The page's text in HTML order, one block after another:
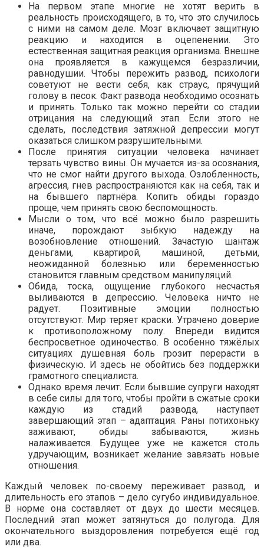
На первом этапе многие не хотят верить в
реальность происходящего, в то, что это случилось
с ними на самом деле. Мозг включает защитную
реакцию и находится в оцепенении. Это
естественная защитная реакция организма. Внешне
она проявляется в кажущемся безразличии,
равнодушии. Чтобы пережить развод, психологи
советуют не вести себя, как страус, прячущий
голову в песок. Факт развода необходимо осознать
и принять. Только так можно перейти со стадии
отрицания на следующий этап. Если этого не
сделать, последствия затяжной депрессии могут
оказаться слишком разрушительными.
После принятия ситуации человека начинает
терзать чувство вины. Он мучается из-за осознания,
что не смог найти другого выхода. Озлобленность,
агрессия, гнев распространяются как на себя, так и
на бывшего партнёра. Копить обиды гораздо
проще, чем принять свою беспомощность.
Мысли о том, что всё можно было разрешить
иначе, порождают зыбкую надежду на
возобновление отношений. Зачастую шантаж
деньгами, квартирой, машиной, детьми,
неожиданной болезнью или беременностью
становится главным средством манипуляций.
Обида, тоска, ощущение глубокого несчастья
выливаются в депрессию. Человека ничто не
радует. Позитивные эмоции полностью
отсутствуют. Мир теряет краски. Утрачено доверие
к противоположному полу. Впереди видится
беспросветное одиночество. В особенно тяжёлых
ситуациях душевная боль грозит перерасти в
физическую. И здесь не обойтись без поддержки
грамотного специалиста.
Однако время лечит. Если бывшие супруги находят
в себе силы для того, чтобы пройти в сжатые сроки
каждую из стадий развода, наступает
завершающий этап – адаптация. Раны потихоньку
заживают, обиды забываются, жизнь
налаживается. Будущее уже не кажется столь
удручающим, возникает желание завязать новые
отношения.
Каждый человек по-своему переживает развод, и
длительность его этапов – дело сугубо индивидуальное.
В норме она составляет от двух до шести месяцев.
Последний этап может затянуться до полугода. Для
окончательного выздоровления потребуется ещё год
или два.